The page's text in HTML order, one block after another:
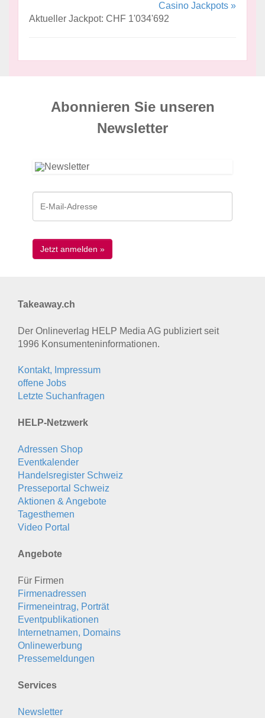
Casino Jackpots »
Aktueller Jackpot: CHF 1'034'692
Abonnieren Sie unseren
News­letter
Takeaway.ch
Der Onlineverlag HELP Media AG publiziert seit
1996 Konsumenten­informationen.
Kontakt, Impressum
offene Jobs
Letzte Suchanfragen
HELP-Netzwerk
Adressen Shop
Eventkalender
Handelsregister Schweiz
Presseportal Schweiz
Aktionen & Angebote
Tagesthemen
Video Portal
Angebote
Für Firmen
Firmenadressen
Firmeneintrag, Porträt
Eventpublikationen
Internetnamen, Domains
Onlinewerbung
Pressemeldungen
Services
Newsletter